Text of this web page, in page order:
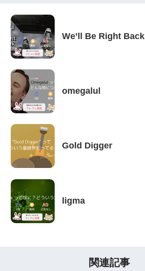
We’ll Be Right Back
omegalul
Gold Digger
ligma
関連記事